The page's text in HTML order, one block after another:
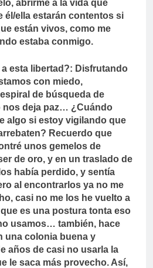
abrirme a la vida que
él/ella estarán contentos si
están vivos, como me
estaba conmigo.
esta libertad?: Disfrutando
con miedo,
de búsqueda de
nos deja paz… ¿Cuándo
algo si estoy vigilando que
Recuerdo que
unos gemelos de
de oro, y en un traslado de
había perdido, y sentía
al encontrarlos ya no me
casi no me los he vuelto a
es una postura tonta eso
usamos… también, hace
una colonia buena y
años de casi no usarla la
le saca más provecho. Así,